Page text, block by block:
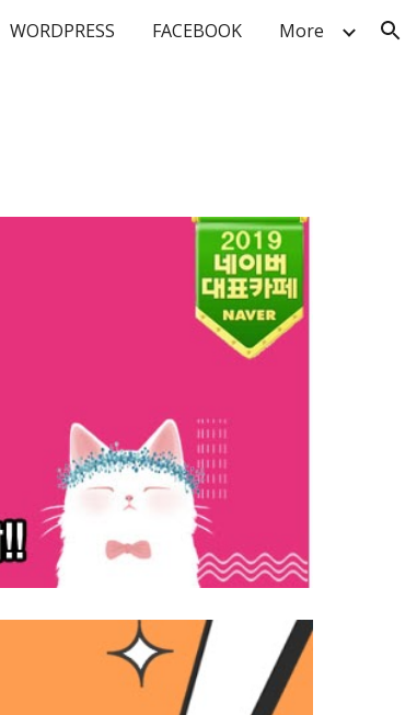
WORDPRESS FACEBOOK More